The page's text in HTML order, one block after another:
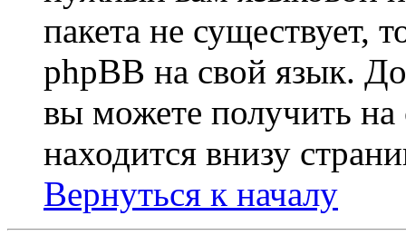
пакета не существует,
phpBB на свой язык.
вы можете получить на
находится внизу
Вернуться к началу